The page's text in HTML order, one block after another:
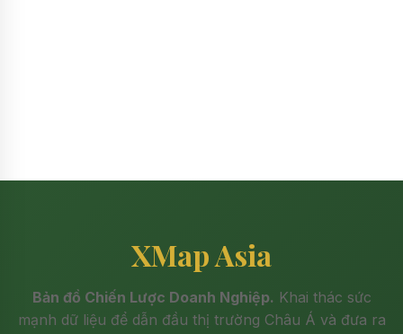
XMap Asia
Bản đồ Chiến Lược Doanh Nghiệp. Khai thác sức
mạnh dữ liệu để dẫn đầu thị trường Châu Á và đưa ra